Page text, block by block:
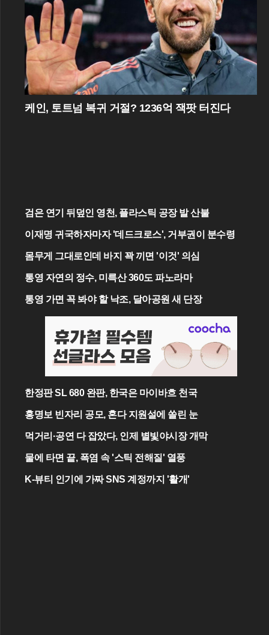
케인, 토트넘 복귀 거절? 1236억 잭팟 터진다
검은 연기 뒤덮인 영천, 플라스틱 공장 발 산불
이재명 귀국하자마자 '데드크로스', 거부권이 분수령
몸무게 그대로인데 바지 꽉 끼면 '이것' 의심
통영 자연의 정수, 미륵산 360도 파노라마
통영 가면 꼭 봐야 할 낙조, 달아공원 새 단장
한정판 SL 680 완판, 한국은 마이바흐 천국
홍명보 빈자리 공모, 혼다 지원설에 쏠린 눈
먹거리·공연 다 잡았다, 인제 별빛야시장 개막
물에 타면 끝, 폭염 속 '스틱 전해질' 열풍
K-뷰티 인기에 가짜 SNS 계정까지 '활개'